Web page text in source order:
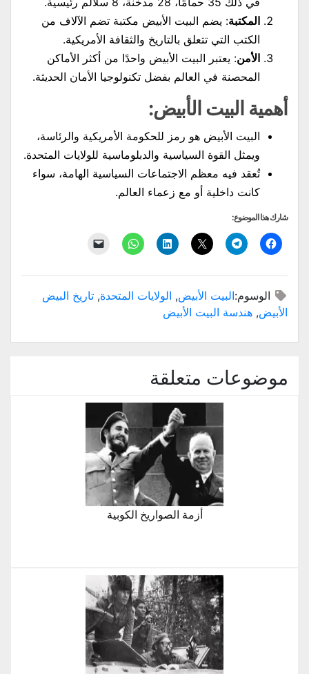
المكتبة: يضم البيت الأبيض مكتبة تضم الآلاف من
الكتب التي تتعلق بالتاريخ والثقافة الأمريكية.
الأمن: يعتبر البيت الأبيض واحدًا من أكثر الأماكن
المحصنة في العالم بفضل تكنولوجيا الأمان الحديثة.
أهمية البيت الأبيض:
البيت الأبيض هو رمز للحكومة الأمريكية والرئاسة،
ويمثل القوة السياسية والدبلوماسية للولايات المتحدة.
تُعقد فيه معظم الاجتماعات السياسية الهامة، سواء
كانت داخلية أو مع زعماء العالم.
شارك هذا الموضوع:
انقر
للمشاركة
(فتح
نافذة
جديدة)
انقر
للمشاركة
(فتح
نافذة
جديدة)
النقر
للمشاركة
(فتح
نافذة
جديدة)
اضغط
لتشارك
(فتح
نافذة
جديدة)
انقر
للمشاركة
(فتح
نافذة
جديدة)
البريد
إلى
صديق
جديدة)
الوسوم:البيت الأبيض, الولايات المتحدة, تاريخ البيض
الأبيض, هندسة البيت الأبيض
موضوعات متعلقة
أزمة الصواريخ الكوبية